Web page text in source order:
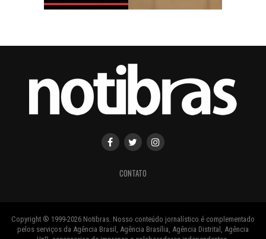
CONTATO
Copyright ® 1999-2026 Notibras. Nosso conteúdo jornalístico é complementado
pelos serviços da Agência Brasil, Agência Brasília, Agência Distrital, Agência